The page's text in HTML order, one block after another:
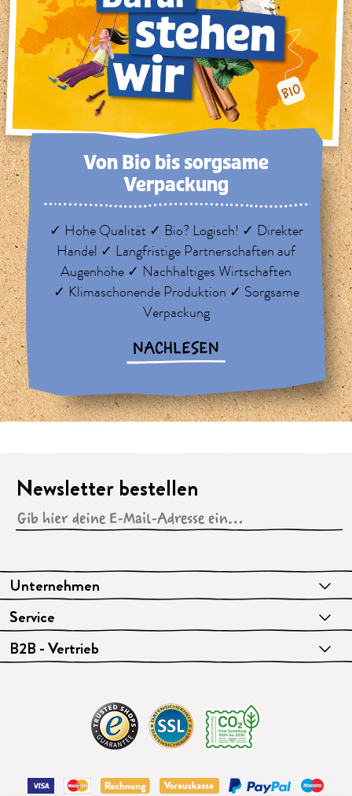
Von Bio bis sorg­same
Verpackung
✓ Hohe Qualität ✓ Bio? Logisch! ✓ Direkter
Handel ✓ Langfristige Partnerschaften auf
Augenhöhe ✓ Nachhaltiges Wirtschaften
✓ Klimaschonende Produktion ✓ Sorgsame
Verpackung
NACHLESEN
Unternehmen
Service
B2B - Vertrieb
Newsletter bestellen